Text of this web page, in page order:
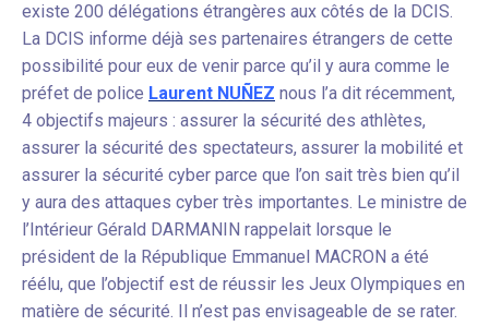
existe 200 délégations étrangères aux côtés de la DCIS.
La DCIS informe déjà ses partenaires étrangers de cette
possibilité pour eux de venir parce qu’il y aura comme le
préfet de police Laurent NUÑEZ nous l’a dit récemment,
4 objectifs majeurs : assurer la sécurité des athlètes,
assurer la sécurité des spectateurs, assurer la mobilité et
assurer la sécurité cyber parce que l’on sait très bien qu’il
y aura des attaques cyber très importantes. Le ministre de
l’Intérieur Gérald DARMANIN rappelait lorsque le
président de la République Emmanuel MACRON a été
réélu, que l’objectif est de réussir les Jeux Olympiques en
matière de sécurité. Il n’est pas envisageable de se rater.